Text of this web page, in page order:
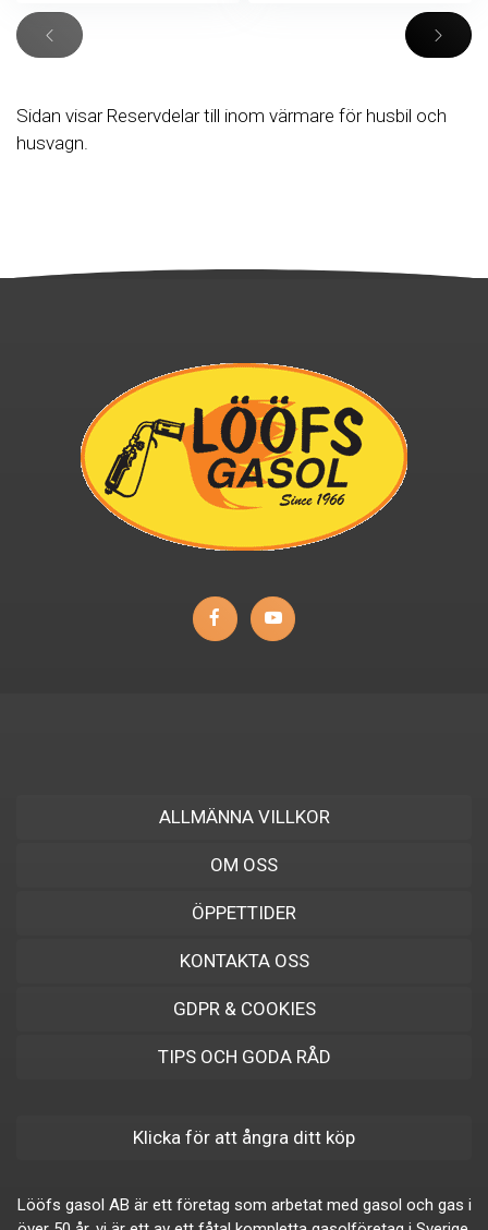
Sidan visar Reservdelar till inom värmare för husbil och
husvagn.
ALLMÄNNA VILLKOR
OM OSS
ÖPPETTIDER
KONTAKTA OSS
GDPR & COOKIES
TIPS OCH GODA RÅD
Klicka för att ångra ditt köp
Lööfs gasol AB är ett företag som arbetat med gasol och gas i